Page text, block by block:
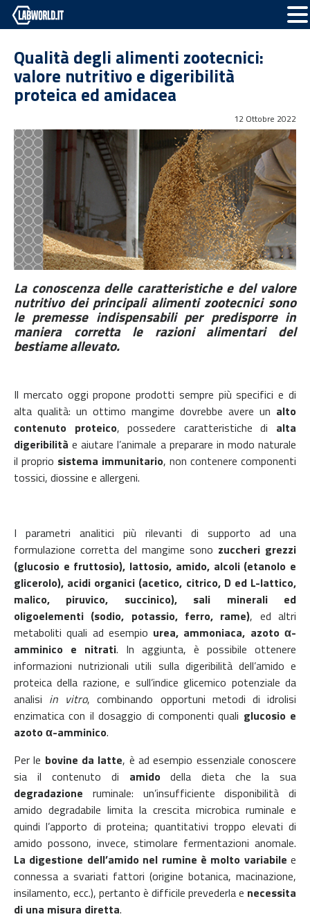
Qualità degli alimenti zootecnici:
valore nutritivo e digeribilità
proteica ed amidacea
12 Ottobre 2022
La conoscenza delle caratteristiche e del valore
nutritivo dei principali alimenti zootecnici sono
le premesse indispensabili per predisporre in
maniera corretta le razioni alimentari del
bestiame allevato.
Il mercato oggi propone prodotti sempre più specifici e di
alta qualità: un ottimo mangime dovrebbe avere un alto
contenuto proteico, possedere caratteristiche di alta
digeribilità e aiutare l’animale a preparare in modo naturale
il proprio sistema immunitario, non contenere componenti
tossici, diossine e allergeni.
I parametri analitici più rilevanti di supporto ad una
formulazione corretta del mangime sono zuccheri grezzi
(glucosio e fruttosio), lattosio, amido, alcoli (etanolo e
glicerolo), acidi organici (acetico, citrico, D ed L-lattico,
malico, piruvico, succinico), sali minerali ed
oligoelementi (sodio, potassio, ferro, rame), ed altri
metaboliti quali ad esempio urea, ammoniaca, azoto α-
amminico e nitrati. In aggiunta, è possibile ottenere
informazioni nutrizionali utili sulla digeribilità dell’amido e
proteica della razione, e sull’indice glicemico potenziale da
analisi in vitro, combinando opportuni metodi di idrolisi
enzimatica con il dosaggio di componenti quali glucosio e
azoto α-amminico.
Per le bovine da latte, è ad esempio essenziale conoscere
sia il contenuto di amidodella dieta che la sua
degradazione ruminale: un’insufficiente disponibilità di
amido degradabile limita la crescita microbica ruminale e
quindi l’apporto di proteina; quantitativi troppo elevati di
amido possono, invece, stimolare fermentazioni anomale.
La digestione dell’amido nel rumine è molto variabile e
connessa a svariati fattori (origine botanica, macinazione,
insilamento, ecc.), pertanto è difficile prevederla e necessita
di una misura diretta.